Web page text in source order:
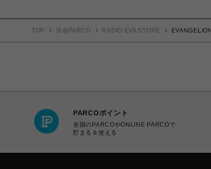
TOP 渋谷PARCO RADIO EVA STORE
PARCOポイント
全国のPARCOやONLINE PARCOで
貯まる＆使える